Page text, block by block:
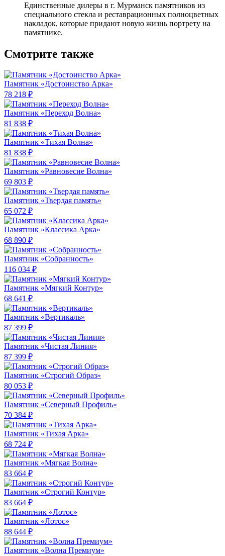
Единственные дилеры в г. Мурманск памятников из
специального стекла и реставрационных полноцветных
накладок, которые придают новую жизнь портрету на
памятнике.
Смотрите также
Памятник «Достоинство Арка»
78 218 ₽
Памятник «Переход Волна»
81 838 ₽
Памятник «Тихая Волна»
81 838 ₽
Памятник «Равновесие Волна»
69 803 ₽
Памятник «Твердая память»
65 072 ₽
Памятник «Классика Арка»
68 890 ₽
Памятник «Собранность»
116 034 ₽
Памятник «Мягкий Контур»
68 641 ₽
Памятник «Вертикаль»
87 399 ₽
Памятник «Чистая Линия»
87 399 ₽
Памятник «Строгий Образ»
80 053 ₽
Памятник «Северный Профиль»
70 384 ₽
Памятник «Тихая Арка»
68 724 ₽
Памятник «Мягкая Волна»
83 664 ₽
Памятник «Строгий Контур»
83 664 ₽
Памятник «Лотос»
88 644 ₽
Памятник «Волна Премиум»